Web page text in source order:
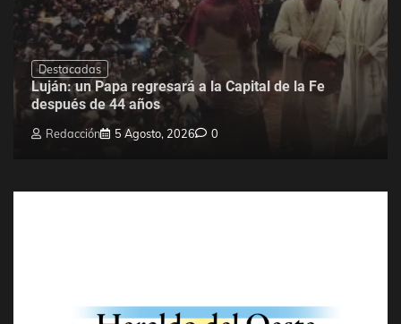
Destacadas
Luján: un Papa regresará a la Capital de la Fe
después de 44 años
Redacción 5 Agosto, 2026 0